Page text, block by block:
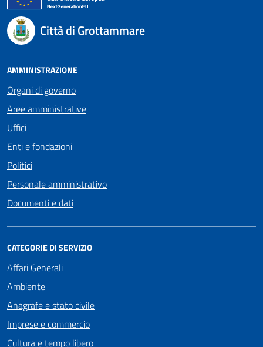
Città di Grottammare
AMMINISTRAZIONE
Organi di governo
Aree amministrative
Uffici
Enti e fondazioni
Politici
Personale amministrativo
Documenti e dati
CATEGORIE DI SERVIZIO
Affari Generali
Ambiente
Anagrafe e stato civile
Imprese e commercio
Cultura e tempo libero